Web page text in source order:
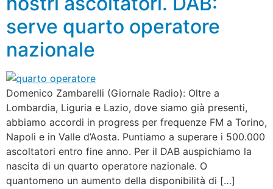
serve quarto operatore
nazionale
Domenico Zambarelli (Giornale Radio): Oltre a
Lombardia, Liguria e Lazio, dove siamo già presenti,
abbiamo accordi in progress per frequenze FM a Torino,
Napoli e in Valle d’Aosta. Puntiamo a superare i 500.000
ascoltatori entro fine anno. Per il DAB auspichiamo la
nascita di un quarto operatore nazionale. O
quantomeno un aumento della disponibilità di […]